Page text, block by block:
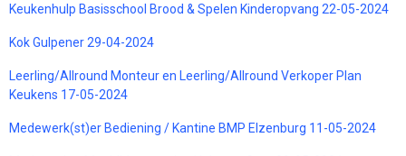
Keukenhulp Basisschool Brood & Spelen Kinderopvang 22-05-2024
Kok Gulpener 29-04-2024
Leerling/Allround Monteur en Leerling/Allround Verkoper Plan
Keukens 17-05-2024
Medewerk(st)er Bediening / Kantine BMP Elzenburg 11-05-2024